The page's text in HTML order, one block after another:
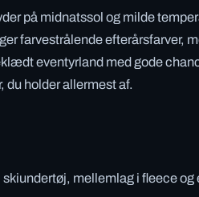
på midnatssol og milde
farvestrålende efterårsfarver,
eventyrland med gode
du holder allermest af.
mellemlag i fleece